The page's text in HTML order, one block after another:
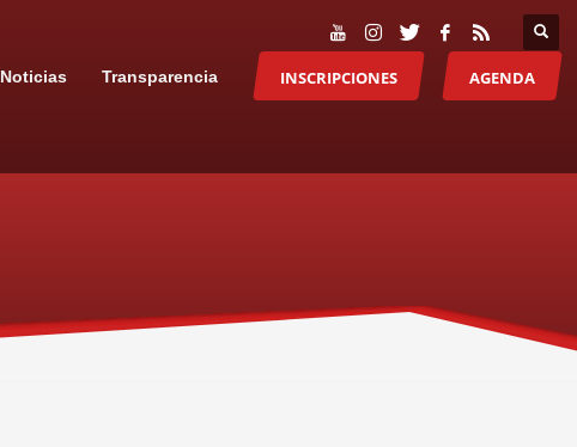
Noticias Transparencia INSCRIPCIONES AGENDA